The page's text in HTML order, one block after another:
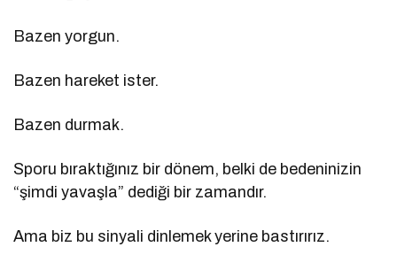
Bazen yorgun.
Bazen hareket ister.
Bazen durmak.
Sporu bıraktığınız bir dönem, belki de bedeninizin
“şimdi yavaşla” dediği bir zamandır.
Ama biz bu sinyali dinlemek yerine bastırırız.